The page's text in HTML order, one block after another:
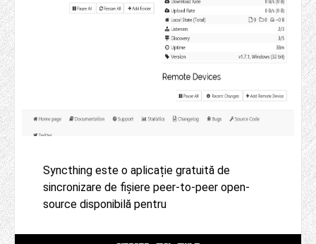
Syncthing este o aplicație gratuită de
sincronizare de fișiere peer-to-peer open-
source disponibilă pentru